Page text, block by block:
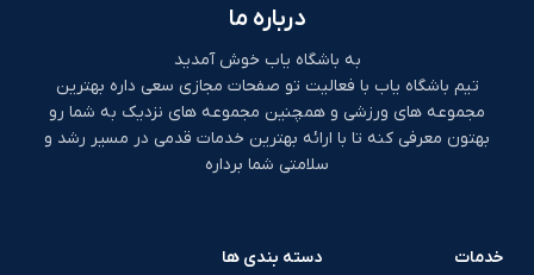
درباره ما
به باشگاه یاب خوش آمدید
تیم باشگاه یاب با فعالیت تو صفحات مجازی سعی داره بهترین
مجموعه های ورزشی و همچنین مجموعه های نزدیک به شما رو
بهتون معرفی کنه تا با ارائه بهترین خدمات قدمی در مسیر رشد و
سلامتی شما برداره
خدمات
دسته بندی ها